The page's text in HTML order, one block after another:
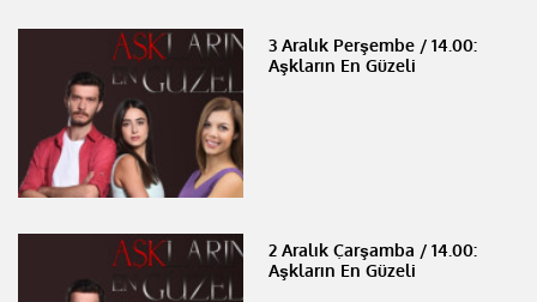
3 Aralık Perşembe / 14.00:
Aşkların En Güzeli
2 Aralık Çarşamba / 14.00:
Aşkların En Güzeli